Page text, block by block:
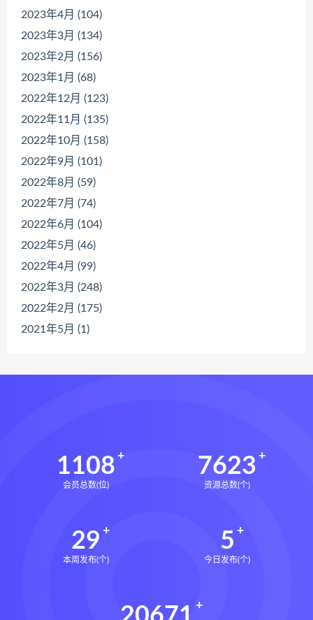
2023年4月 (104)
2023年3月 (134)
2023年2月 (156)
2023年1月 (68)
2022年12月 (123)
2022年11月 (135)
2022年10月 (158)
2022年9月 (101)
2022年8月 (59)
2022年7月 (74)
2022年6月 (104)
2022年5月 (46)
2022年4月 (99)
2022年3月 (248)
2022年2月 (175)
2021年5月 (1)
1108
会员总数(位)
7623
资源总数(个)
29
本周发布(个)
5
今日发布(个)